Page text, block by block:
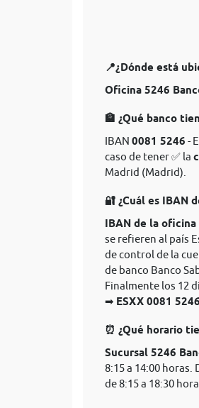
📍¿Dónde está
Oficina 5246
🏦 ¿Qué banco
IBAN 0081 5246 -
caso de tener ✅ la
Madrid (Madrid).
🔐 ¿Cuál es IBAN
IBAN de la
se refieren al país
de control de la
de banco Banco
Finalmente los 12
➡ ESXX 0081
⏰ ¿Qué horario
Sucursal 5246
8:15 a 14:00
de 8:15 a 18:30